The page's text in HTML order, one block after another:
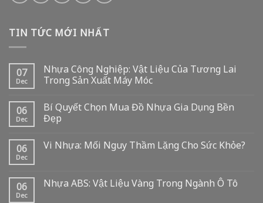
TIN TỨC MỚI NHẤT
07
Dec
Nhựa Công Nghiệp: Vật Liệu Của Tương Lai
Trong Sản Xuất Máy Móc
06
Dec
Bí Quyết Chọn Mua Đồ Nhựa Gia Dụng Bền
Đẹp
06
Dec
Vi Nhựa: Mối Nguy Thầm Lặng Cho Sức Khỏe?
06
Dec
Nhựa ABS: Vật Liệu Vàng Trong Ngành Ô Tô